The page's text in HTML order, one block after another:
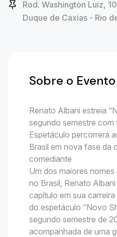
Rod. Washington Luiz,
Duque de Caxias - Rio
Sobre o Evento
Renato Albani estreia
segundo semestre com
Espetáculo percorrerá
Brasil em nova fase da
comediante
Um dos maiores
no Brasil, Renato
capítulo em sua
do espetáculo “Novo
segundo semestre de
acompanhada de uma